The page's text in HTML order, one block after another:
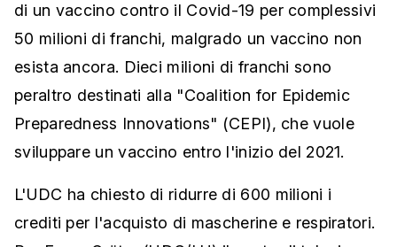
di un vaccino contro il Covid-19 per complessivi
50 milioni di franchi, malgrado un vaccino non
esista ancora. Dieci milioni di franchi sono
peraltro destinati alla "Coalition for Epidemic
Preparedness Innovations" (CEPI), che vuole
sviluppare un vaccino entro l'inizio del 2021.
L'UDC ha chiesto di ridurre di 600 milioni i
crediti per l'acquisto di mascherine e respiratori.